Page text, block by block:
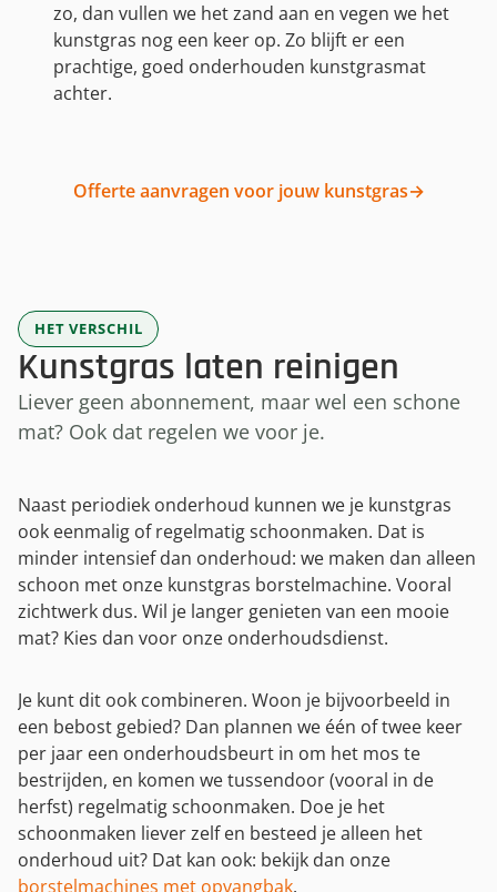
zo, dan vullen we het zand aan en vegen we het
kunstgras nog een keer op. Zo blijft er een
prachtige, goed onderhouden kunstgrasmat
achter.
Offerte aanvragen voor jouw kunstgras→
HET VERSCHIL
Kunstgras laten reinigen
Liever geen abonnement, maar wel een schone
mat? Ook dat regelen we voor je.
Naast periodiek onderhoud kunnen we je kunstgras
ook eenmalig of regelmatig schoonmaken. Dat is
minder intensief dan onderhoud: we maken dan alleen
schoon met onze kunstgras borstelmachine. Vooral
zichtwerk dus. Wil je langer genieten van een mooie
mat? Kies dan voor onze onderhoudsdienst.
Je kunt dit ook combineren. Woon je bijvoorbeeld in
een bebost gebied? Dan plannen we één of twee keer
per jaar een onderhoudsbeurt in om het mos te
bestrijden, en komen we tussendoor (vooral in de
herfst) regelmatig schoonmaken. Doe je het
schoonmaken liever zelf en besteed je alleen het
onderhoud uit? Dat kan ook: bekijk dan onze
borstelmachines met opvangbak.